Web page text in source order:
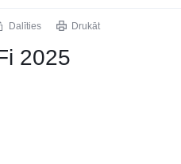
Dalīties Drukāt
2025